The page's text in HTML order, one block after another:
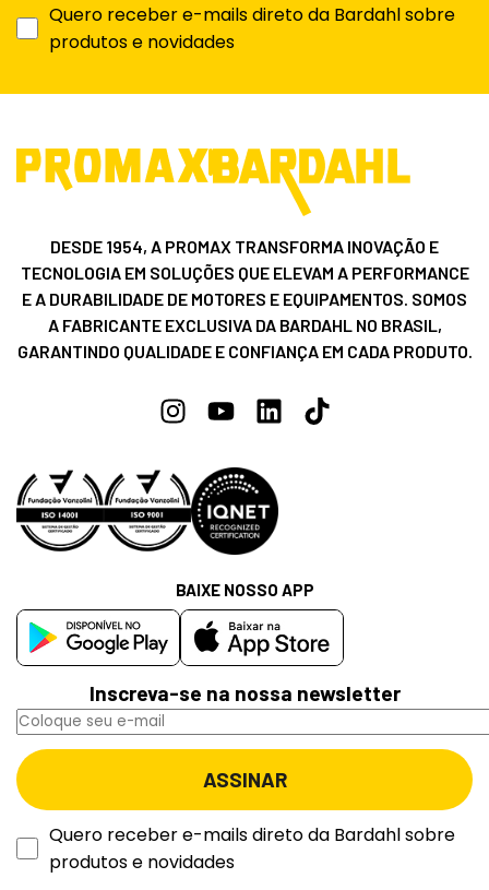
Quero receber e-mails direto da Bardahl sobre
produtos e novidades
DESDE 1954, A PROMAX TRANSFORMA INOVAÇÃO E
TECNOLOGIA EM SOLUÇÕES QUE ELEVAM A PERFORMANCE
E A DURABILIDADE DE MOTORES E EQUIPAMENTOS. SOMOS
A FABRICANTE EXCLUSIVA DA BARDAHL NO BRASIL,
GARANTINDO QUALIDADE E CONFIANÇA EM CADA PRODUTO.
Inscreva-se na nossa newsletter
Quero receber e-mails direto da Bardahl sobre
produtos e novidades
BAIXE NOSSO APP